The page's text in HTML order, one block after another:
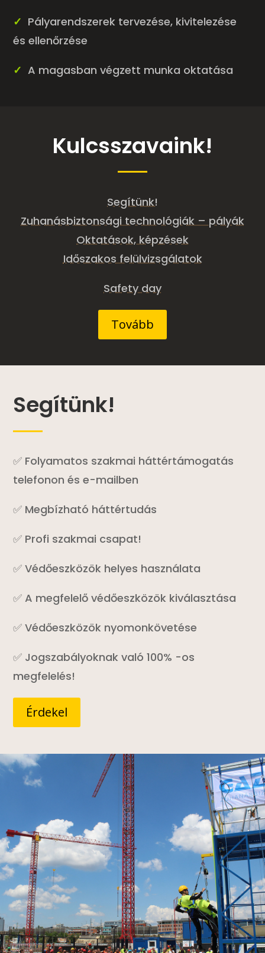
✓ Pályarendszerek tervezése, kivitelezése
és ellenőrzése
✓ A magasban végzett munka oktatása
Kulcsszavaink!
Segítünk!
Zuhanásbiztonsági technológiák – pályák
Oktatások, képzések
Időszakos felülvizsgálatok
Safety day
Tovább
Segítünk!
✅ Folyamatos szakmai háttértámogatás
telefonon és e-mailben
✅ Megbízható háttértudás
✅ Profi szakmai csapat!
✅ Védőeszközök helyes használata
✅ A megfelelő védőeszközök kiválasztása
✅ Védőeszközök nyomonkövetése
✅ Jogszabályoknak való 100% -os
megfelelés!
Érdekel